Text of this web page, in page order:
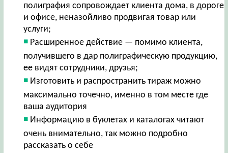
полиграфия сопровождает клиента дома, в дороге
и офисе, неназойливо продвигая товар или
услуги;
Расширенное действие — помимо клиента,
получившего в дар полиграфическую продукцию,
ее видят сотрудники, друзья;
Изготовить и распространить тираж можно
максимально точечно, именно в том месте где
ваша аудитория
Информацию в буклетах и каталогах читают
очень внимательно, так можно подробно
рассказать о себе